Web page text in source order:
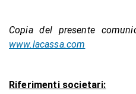
Copia del presente
www.lacassa.com
Riferimenti societari: